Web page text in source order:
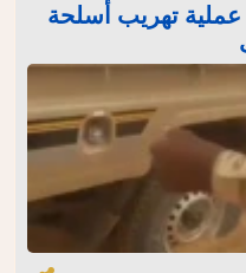
عملية تهريب أسلحة